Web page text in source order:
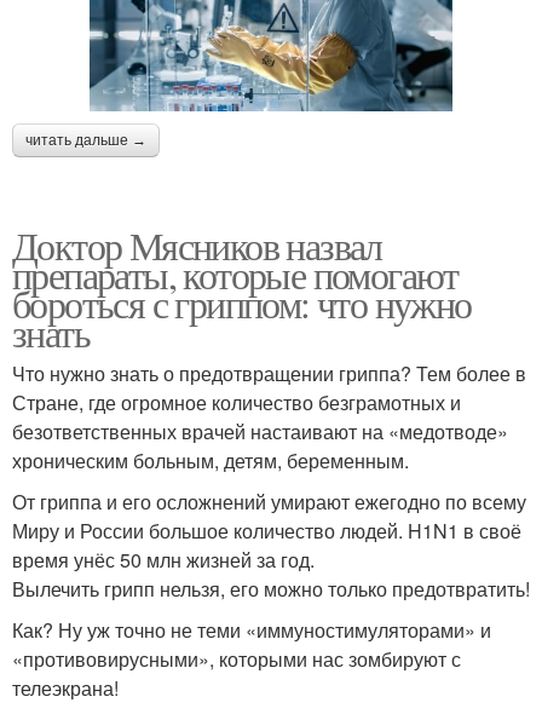
читать дальше →
Доктор Мясников назвал
препараты, которые помогают
бороться с гриппом: что нужно
знать
Что нужно знать о предотвращении гриппа? Тем более в
Стране, где огромное количество безграмотных и
безответственных врачей настаивают на «медотводе»
хроническим больным, детям, беременным.
От гриппа и его осложнений умирают ежегодно по всему
Миру и России большое количество людей. H1N1 в своё
время унёс 50 млн жизней за год.
Вылечить грипп нельзя, его можно только предотвратить!
Как? Ну уж точно не теми «иммуностимуляторами» и
«противовирусными», которыми нас зомбируют с
телеэкрана!